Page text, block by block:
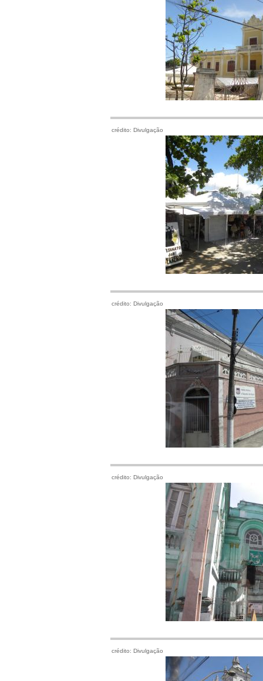
crédito: Divulgação
crédito: Divulgação
crédito: Divulgação
crédito: Divulgação